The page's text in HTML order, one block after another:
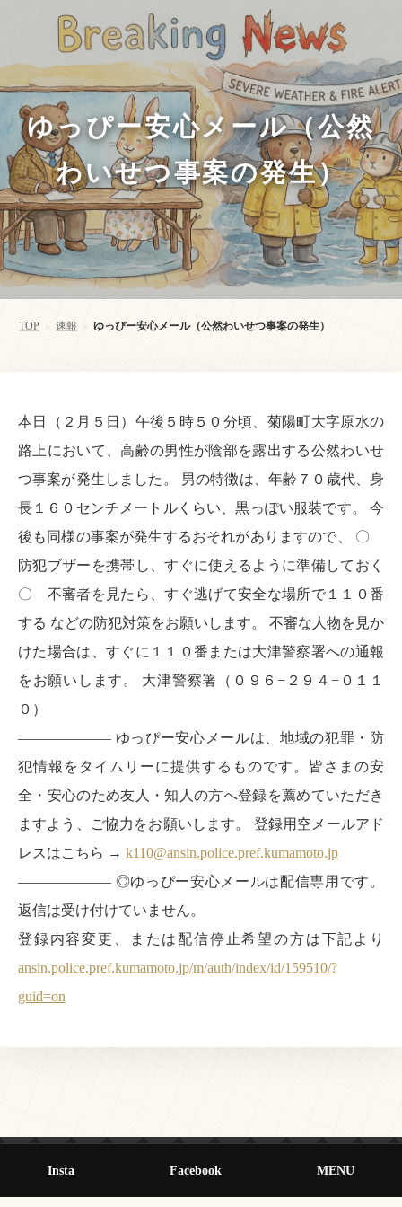
ゆっぴー安心メール（公然
わいせつ事案の発生）
TOP > 速報 > ゆっぴー安心メール（公然わいせつ事案の発生）
本日（２月５日）午後５時５０分頃、菊陽町大字原水の
路上において、高齢の男性が陰部を露出する公然わいせ
つ事案が発生しました。 男の特徴は、年齢７０歳代、身
長１６０センチメートルくらい、黒っぽい服装です。 今
後も同様の事案が発生するおそれがありますので、 〇
防犯ブザーを携帯し、すぐに使えるように準備しておく
〇 不審者を見たら、すぐ逃げて安全な場所で１１０番
する などの防犯対策をお願いします。 不審な人物を見か
けた場合は、すぐに１１０番または大津警察署への通報
をお願いします。 大津警察署（０９６−２９４−０１１
０）
——————– ゆっぴー安心メールは、地域の犯罪・防
犯情報をタイムリーに提供するものです。皆さまの安
全・安心のため友人・知人の方へ登録を薦めていただき
ますよう、ご協力をお願いします。 登録用空メールアド
レスはこちら → k110@ansin.police.pref.kumamoto.jp
——————– ◎ゆっぴー安心メールは配信専用です。
返信は受け付けていません。
登録内容変更、または配信停止希望の方は下記より
ansin.police.pref.kumamoto.jp/m/auth/index/id/159510/?
guid=on
Insta Facebook MENU